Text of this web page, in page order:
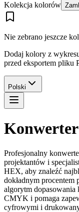
Kolekcja kolorów
Nie zebrano jeszcze
Dodaj kolory z
przed eksportem pliku
Polski
Profesjonalny
projektantów i
HEX, aby znaleźć
dokładnym procentem
algorytm dopasowania
CMYK i pomaga
cyfrowymi i